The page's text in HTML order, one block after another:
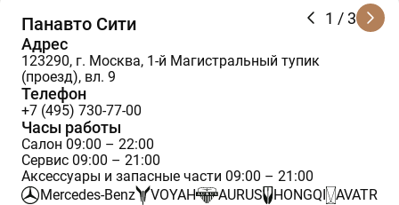
1 / 3
Панавто Сити
Адрес
123290, г. Москва, 1-й Магистральный тупик
(проезд), вл. 9
Телефон
+7 (495) 730-77-00
Часы работы
Салон 09:00 – 22:00
Сервис 09:00 – 21:00
Аксессуары и запасные части 09:00 – 21:00
Mercedes-Benz
VOYAH AURUS HONGQI
AVATR